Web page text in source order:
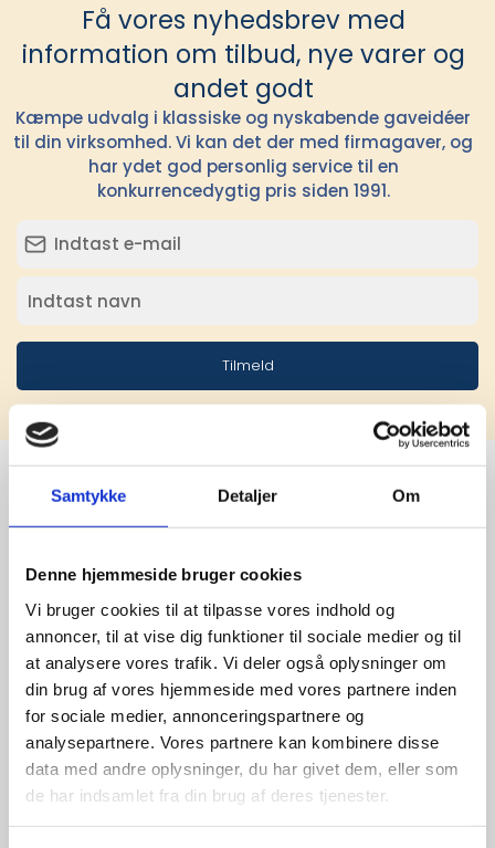
Samtykke Detaljer Om
Denne hjemmeside bruger cookies
Vi bruger cookies til at tilpasse vores indhold og
annoncer, til at vise dig funktioner til sociale medier og til
at analysere vores trafik. Vi deler også oplysninger om
din brug af vores hjemmeside med vores partnere inden
for sociale medier, annonceringspartnere og
analysepartnere. Vores partnere kan kombinere disse
data med andre oplysninger, du har givet dem, eller som
de har indsamlet fra din brug af deres tjenester.
Få vores nyhedsbrev med
information om tilbud, nye varer og
andet godt
Kæmpe udvalg i klassiske og nyskabende gaveidéer
til din virksomhed. Vi kan det der med firmagaver, og
har ydet god personlig service til en
konkurrencedygtig pris siden 1991.
Tilmeld
Stærke
leverandører
giver større
udvalg
For at sikre høj kvalitet og stor
leveringssikkerhed samarbejder vi
med de største og mest
anerkendte leverandører inden for
promotion.